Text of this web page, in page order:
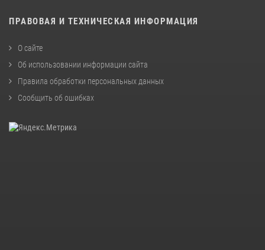
ПРАВОВАЯ И ТЕХНИЧЕСКАЯ ИНФОРМАЦИЯ
О сайте
Об использовании информации сайта
Правила обработки персональных данных
Сообщить об ошибках